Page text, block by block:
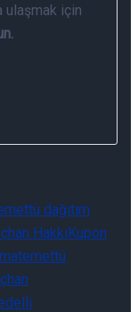
ulaşmak için
dağıtım
HakkıKupon
temettü